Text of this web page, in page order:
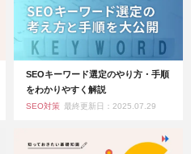
SEOキーワード選定のやり方・手順
をわかりやすく解説
SEO対策 最終更新日：2025.07.29